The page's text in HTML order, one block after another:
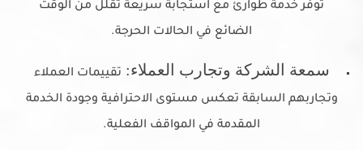
توفر خدمة طوارئ مع استجابة سريعة تقلل من الوقت
الضائع في الحالات الحرجة.
سمعة الشركة وتجارب العملاء: تقييمات العملاء
وتجاربهم السابقة تعكس مستوى الاحترافية وجودة الخدمة
المقدمة في المواقف الفعلية.